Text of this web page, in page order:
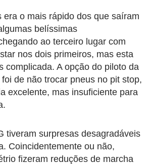
era o mais rápido dos que saíram
belíssimas
ao terceiro lugar com
nos dois primeiros, mas esta
complicada. A opção do piloto da
de não trocar pneus no pit stop,
excelente, mas insuficiente para
tiveram surpresas desagradáveis
Coincidentemente ou não,
fizeram reduções de marcha